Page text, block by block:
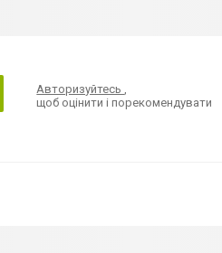
Авторизуйтесь,
щоб оцінити і порекомендувати